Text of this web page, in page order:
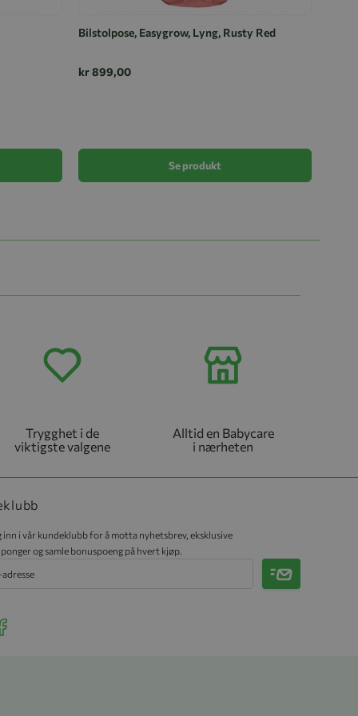
Bilstolpose, Easygrow, Lyng, Rusty Red
kr 899,00
Se produkt
Trygghet i de
viktigste valgene
Alltid en Babycare
i nærheten
inn i vår kundeklubb for å motta nyhetsbrev, eksklusive
og samle bonuspoeng på hvert kjøp.
Meld på
our Facebook